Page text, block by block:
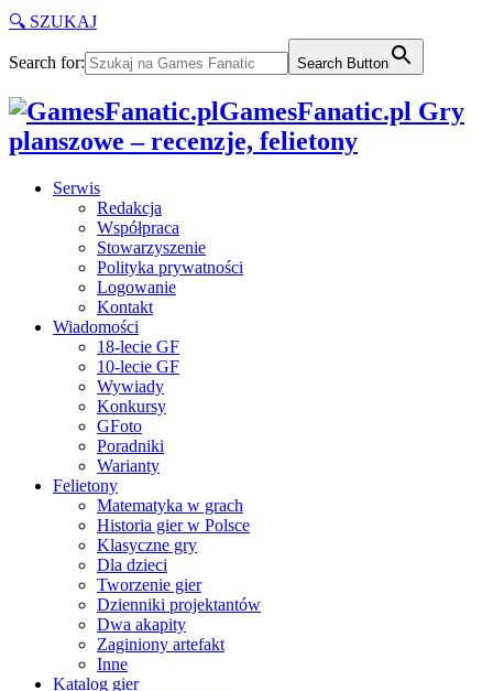
🔍 SZUKAJ
Search for: Search Button
GamesFanatic.pl Gry
planszowe – recenzje, felietony
Serwis
Redakcja
Współpraca
Stowarzyszenie
Polityka prywatności
Logowanie
Kontakt
Wiadomości
18-lecie GF
10-lecie GF
Wywiady
Konkursy
GFoto
Poradniki
Warianty
Felietony
Matematyka w grach
Historia gier w Polsce
Klasyczne gry
Dla dzieci
Tworzenie gier
Dzienniki projektantów
Dwa akapity
Zaginiony artefakt
Inne
Katalog gier